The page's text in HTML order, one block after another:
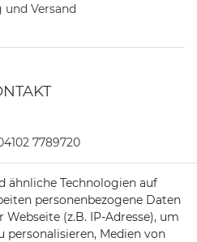
und Versand
7789720
Klindt-Str. 5
ähnliche Technologien auf
personenbezogene Daten
(z.B. IP-Adresse), um
personalisieren, Medien von